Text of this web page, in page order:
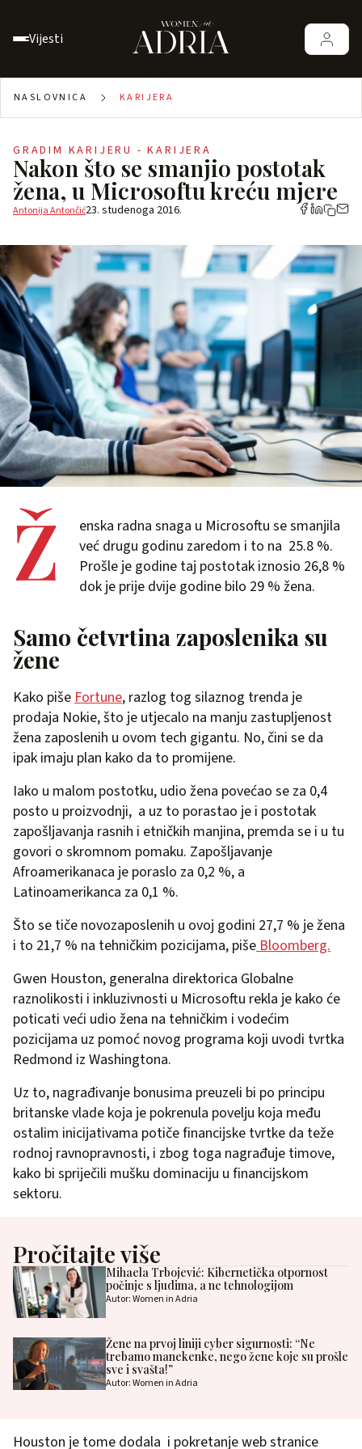
Vijesti
NASLOVNICA KARIJERA
GRADIM KARIJERU - KARIJERA
Nakon što se smanjio postotak
žena, u Microsoftu kreću mjere
Antonija Antončić23. studenoga 2016.
Ž
enska radna snaga u Microsoftu se smanjila
već drugu godinu zaredom i to na 25.8 %.
Prošle je godine taj postotak iznosio 26,8 %
dok je prije dvije godine bilo 29 % žena.
Samo četvrtina zaposlenika su
žene
Kako piše Fortune, razlog tog silaznog trenda je
prodaja Nokie, što je utjecalo na manju zastupljenost
žena zaposlenih u ovom tech gigantu. No, čini se da
ipak imaju plan kako da to promijene.
Iako u malom postotku, udio žena povećao se za 0,4
posto u proizvodnji, a uz to porastao je i postotak
zapošljavanja rasnih i etničkih manjina, premda se i u tu
govori o skromnom pomaku. Zapošljavanje
Afroamerikanaca je poraslo za 0,2 %, a
Latinoamerikanca za 0,1 %.
Što se tiče novozaposlenih u ovoj godini 27,7 % je žena
i to 21,7 % na tehničkim pozicijama, piše Bloomberg.
Gwen Houston, generalna direktorica Globalne
raznolikosti i inkluzivnosti u Microsoftu rekla je kako će
poticati veći udio žena na tehničkim i vodećim
pozicijama uz pomoć novog programa koji uvodi tvrtka
Redmond iz Washingtona.
Uz to, nagrađivanje bonusima preuzeli bi po principu
britanske vlade koja je pokrenula povelju koja među
ostalim inicijativama potiče financijske tvrtke da teže
rodnoj ravnopravnosti, i zbog toga nagrađuje timove,
kako bi spriječili mušku dominaciju u financijskom
sektoru.
Pročitajte više
Mihaela Trbojević: Kibernetička otpornost
počinje s ljudima, a ne tehnologijom
Autor: Women in Adria
Žene na prvoj liniji cyber sigurnosti: “Ne
trebamo manekenke, nego žene koje su prošle
sve i svašta!”
Autor: Women in Adria
Houston je tome dodala i pokretanje web stranice